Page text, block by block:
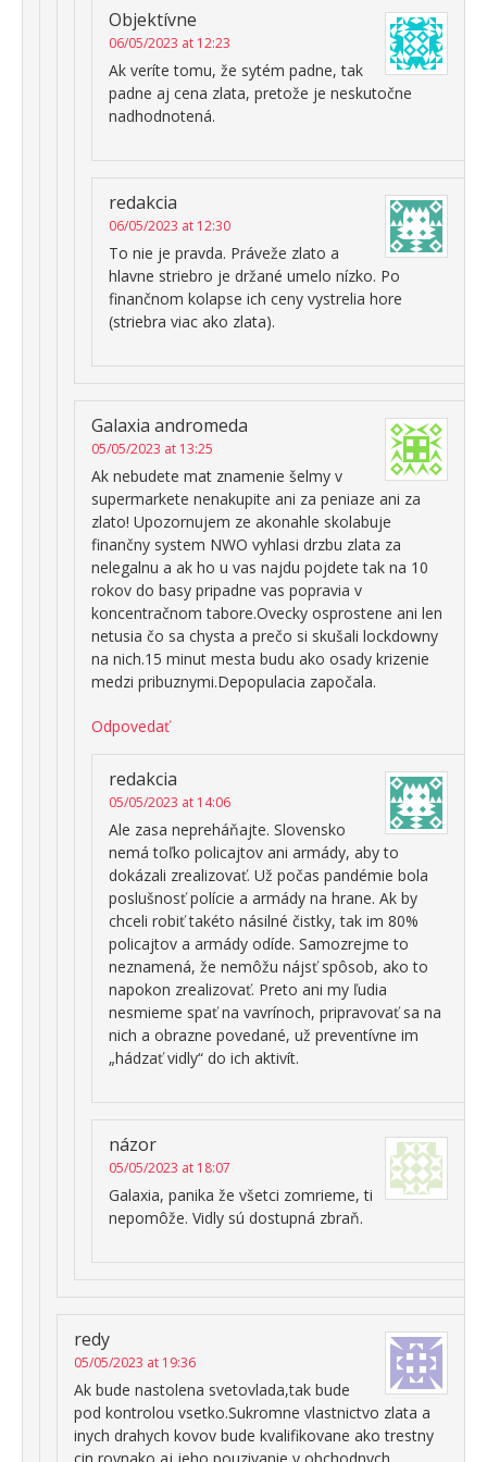
Objektívne
06/05/2023 at 12:23
Ak veríte tomu, že sytém padne, tak
padne aj cena zlata, pretože je neskutočne
nadhodnotená.
redakcia
06/05/2023 at 12:30
To nie je pravda. Práveže zlato a
hlavne striebro je držané umelo nízko. Po
finančnom kolapse ich ceny vystrelia hore
(striebra viac ako zlata).
Galaxia andromeda
05/05/2023 at 13:25
Ak nebudete mat znamenie šelmy v
supermarkete nenakupite ani za peniaze ani za
zlato! Upozornujem ze akonahle skolabuje
finančny system NWO vyhlasi drzbu zlata za
nelegalnu a ak ho u vas najdu pojdete tak na 10
rokov do basy pripadne vas popravia v
koncentračnom tabore.Ovecky osprostene ani len
netusia čo sa chysta a prečo si skušali lockdowny
na nich.15 minut mesta budu ako osady krizenie
medzi pribuznymi.Depopulacia započala.
Odpovedať
redakcia
05/05/2023 at 14:06
Ale zasa nepreháňajte. Slovensko
nemá toľko policajtov ani armády, aby to
dokázali zrealizovať. Už počas pandémie bola
poslušnosť polície a armády na hrane. Ak by
chceli robiť takéto násilné čistky, tak im 80%
policajtov a armády odíde. Samozrejme to
neznamená, že nemôžu nájsť spôsob, ako to
napokon zrealizovať. Preto ani my ľudia
nesmieme spať na vavrínoch, pripravovať sa na
nich a obrazne povedané, už preventívne im
„hádzať vidly“ do ich aktivít.
názor
05/05/2023 at 18:07
Galaxia, panika že všetci zomrieme, ti
nepomôže. Vidly sú dostupná zbraň.
redy
05/05/2023 at 19:36
Ak bude nastolena svetovlada,tak bude
pod kontrolou vsetko.Sukromne vlastnictvo zlata a
inych drahych kovov bude kvalifikovane ako trestny